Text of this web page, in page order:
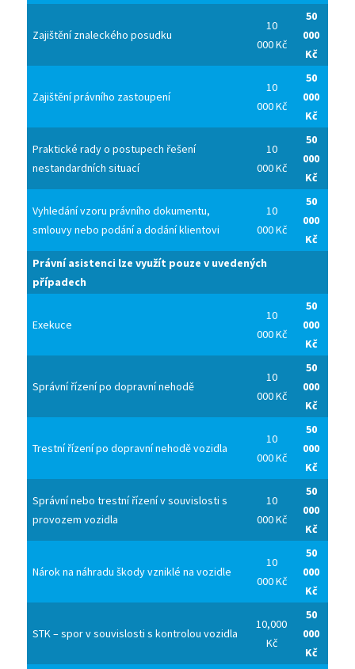
Zajištění znaleckého posudku
10
000 Kč
50
000
Kč
Zajištění právního zastoupení
10
000 Kč
50
000
Kč
Praktické rady o postupech řešení
nestandardních situací
10
000 Kč
50
000
Kč
Vyhledání vzoru právního dokumentu,
smlouvy nebo podání a dodání klientovi
10
000 Kč
50
000
Kč
Právní asistenci lze využít pouze v uvedených
případech
Exekuce
10
000 Kč
50
000
Kč
Správní řízení po dopravní nehodě
10
000 Kč
50
000
Kč
Trestní řízení po dopravní nehodě vozidla
10
000 Kč
50
000
Kč
Správní nebo trestní řízení v souvislosti s
provozem vozidla
10
000 Kč
50
000
Kč
Nárok na náhradu škody vzniklé na vozidle
10
000 Kč
50
000
Kč
STK – spor v souvislosti s kontrolou vozidla
10,000
Kč
50
000
Kč